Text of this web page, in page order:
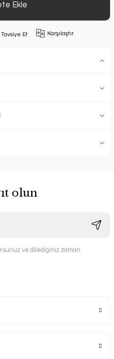
Ekle
Tavsiye Et Karşılaştır
olun
ve dilediğiniz zaman